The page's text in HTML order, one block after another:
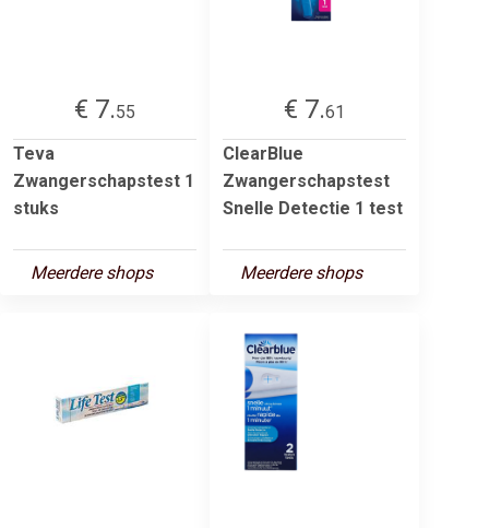
€ 7.55
Teva
Zwangerschapstest 1
stuks
Meerdere shops
€ 7.61
ClearBlue
Zwangerschapstest
Snelle Detectie 1 test
Meerdere shops